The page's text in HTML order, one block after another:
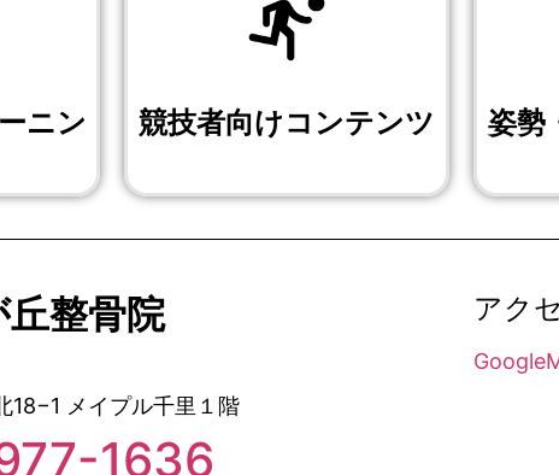
ニン
競技者向けコンテンツ 姿勢
整骨院
18−1 メイプル千里１階
1636
アク